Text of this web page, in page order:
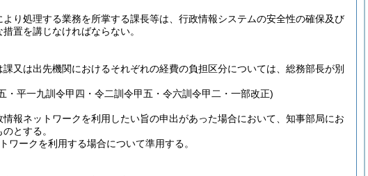
り処理する業務を所掌する課長等は、行政情報システムの安全性の確保及び
置を講じなければならない。
又は出先機関におけるそれぞれの経費の負担区分については、総務部長が別
平一九訓令甲四・令二訓令甲五・令六訓令甲二・一部改正)
報ネットワークを利用したい旨の申出があった場合において、知事部局にお
とする。
ワークを利用する場合について準用する。